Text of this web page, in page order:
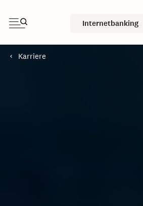
Internetbanking
Karriere